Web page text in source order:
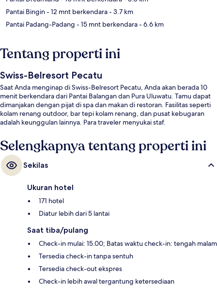
Pantai Bingin- 12 mnt berkendara- 3.7 km
Pantai Padang-Padang - 15 mnt berkendara- 6.6 km
Tentang properti ini
Swiss-Belresort Pecatu
Saat Anda menginap di Swiss-Belresort Pecatu, Anda akan berada 10
menit berkendara dari Pantai Balangan dan Pura Uluwatu. Tamu dapat
dimanjakan dengan pijat di spa dan makan di restoran. Fasilitas seperti
kolam renang outdoor, bar tepi kolam renang, dan pusat kebugaran
adalah keunggulan lainnya. Para traveler menyukai staf.
Selengkapnya tentang properti ini
Sekilas
Ukuran hotel
171 hotel
Diatur lebih dari 5 lantai
Saat tiba/pulang
Check-in mulai: 15.00; Batas waktu check-in: tengah malam
Tersedia check-in tanpa sentuh
Tersedia check-out ekspres
Check-in lebih awal tergantung ketersediaan